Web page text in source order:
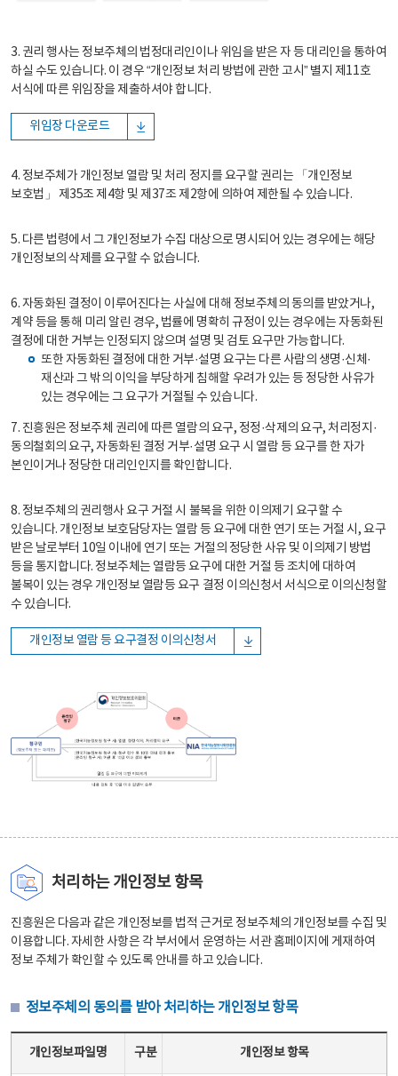
3. 권리 행사는 정보주체의 법정대리인이나 위임을 받은 자 등 대리인을 통하여
하실 수도 있습니다. 이 경우 “개인정보 처리 방법에 관한 고시” 별지 제11호
서식에 따른 위임장을 제출하셔야 합니다.
위임장 다운로드
4. 정보주체가 개인정보 열람 및 처리 정지를 요구할 권리는 「개인정보
보호법」 제35조 제4항 및 제37조 제2항에 의하여 제한될 수 있습니다.
5. 다른 법령에서 그 개인정보가 수집 대상으로 명시되어 있는 경우에는 해당
개인정보의 삭제를 요구할 수 없습니다.
6. 자동화된 결정이 이루어진다는 사실에 대해 정보주체의 동의를 받았거나,
계약 등을 통해 미리 알린 경우, 법률에 명확히 규정이 있는 경우에는 자동화된
결정에 대한 거부는 인정되지 않으며 설명 및 검토 요구만 가능합니다.
또한 자동화된 결정에 대한 거부·설명 요구는 다른 사람의 생명·신체·
재산과 그 밖의 이익을 부당하게 침해할 우려가 있는 등 정당한 사유가
있는 경우에는 그 요구가 거절될 수 있습니다.
7. 진흥원은 정보주체 권리에 따른 열람의 요구, 정정·삭제의 요구, 처리정지·
동의철회의 요구, 자동화된 결정 거부·설명 요구 시 열람 등 요구를 한 자가
본인이거나 정당한 대리인인지를 확인합니다.
8. 정보주체의 권리행사 요구 거절 시 불복을 위한 이의제기 요구할 수
있습니다. 개인정보 보호담당자는 열람 등 요구에 대한 연기 또는 거절 시, 요구
받은 날로부터 10일 이내에 연기 또는 거절의 정당한 사유 및 이의제기 방법
등을 통지합니다. 정보주체는 열람등 요구에 대한 거절 등 조치에 대하여
불복이 있는 경우 개인정보 열람등 요구 결정 이의신청서 서식으로 이의신청할
수 있습니다.
개인정보 열람 등 요구결정 이의신청서
처리하는 개인정보 항목
진흥원은 다음과 같은 개인정보를 법적 근거로 정보주체의 개인정보를 수집 및
이용합니다. 자세한 사항은 각 부서에서 운영하는 서관 홈페이지에 게재하여
정보 주체가 확인할 수 있도록 안내를 하고 있습니다.
정보주체의 동의를 받아 처리하는 개인정보 항목
개인정보파일명 구분 개인정보 항목